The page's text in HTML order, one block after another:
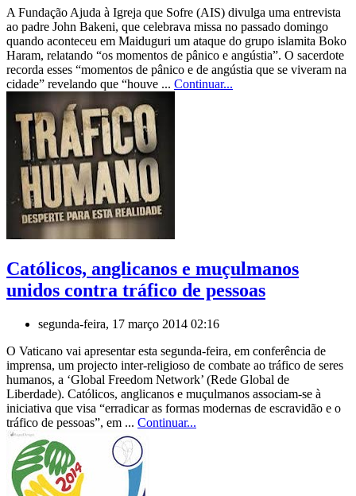
A Fundação Ajuda à Igreja que Sofre (AIS) divulga uma entrevista
ao padre John Bakeni, que celebrava missa no passado domingo
quando aconteceu em Maiduguri um ataque do grupo islamita Boko
Haram, relatando “os momentos de pânico e angústia”. O sacerdote
recorda esses “momentos de pânico e de angústia que se viveram na
cidade” revelando que “houve ... Continuar...
Católicos, anglicanos e muçulmanos
unidos contra tráfico de pessoas
segunda-feira, 17 março 2014 02:16
O Vaticano vai apresentar esta segunda-feira, em conferência de
imprensa, um projecto inter-religioso de combate ao tráfico de seres
humanos, a ‘Global Freedom Network’ (Rede Global de
Liberdade). Católicos, anglicanos e muçulmanos associam-se à
iniciativa que visa “erradicar as formas modernas de escravidão e o
tráfico de pessoas”, em ... Continuar...